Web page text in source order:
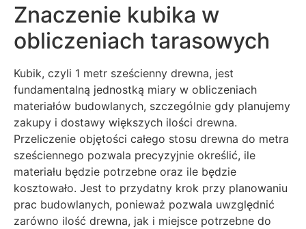
Znaczenie kubika w
obliczeniach tarasowych
Kubik, czyli 1 metr sześcienny drewna, jest
fundamentalną jednostką miary w obliczeniach
materiałów budowlanych, szczególnie gdy planujemy
zakupy i dostawy większych ilości drewna.
Przeliczenie objętości całego stosu drewna do metra
sześciennego pozwala precyzyjnie określić, ile
materiału będzie potrzebne oraz ile będzie
kosztowało. Jest to przydatny krok przy planowaniu
prac budowlanych, ponieważ pozwala uwzględnić
zarówno ilość drewna, jak i miejsce potrzebne do